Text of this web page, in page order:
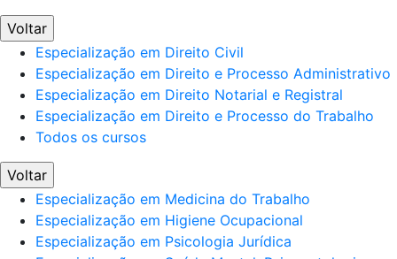
Voltar
Especialização em Direito Civil
Especialização em Direito e Processo Administrativo
Especialização em Direito Notarial e Registral
Especialização em Direito e Processo do Trabalho
Todos os cursos
Voltar
Especialização em Medicina do Trabalho
Especialização em Higiene Ocupacional
Especialização em Psicologia Jurídica